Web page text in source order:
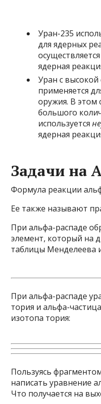
Уран-235
дляядерных
ядерная
Уран с
применяется
оружия. В этом
большого
используется
ядерная
Задачи на
Формула реакции
Ее также называют
При альфа-распаде
элемент, который на
таблицы Менделеева
При альфа-распаде
тория и альфа-
изотопа тория:
Пользуясь
написать уравнение
Что получается на